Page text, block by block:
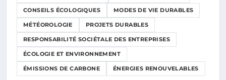
CONSEILS ÉCOLOGIQUES MODES DE VIE DURABLES
MÉTÉOROLOGIE PROJETS DURABLES
RESPONSABILITÉ SOCIÉTALE DES ENTREPRISES
ÉCOLOGIE ET ENVIRONNEMENT
ÉMISSIONS DE CARBONE ÉNERGIES RENOUVELABLES